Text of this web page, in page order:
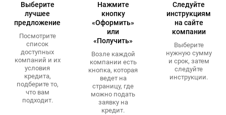
Выберите
лучшее
предложение
Посмотрите
список
доступных
компаний и их
условия
кредита,
подберите то,
что вам
подходит.
Нажмите
кнопку
«Оформить»
или
«Получить»
Возле каждой
компании есть
кнопка, которая
ведет на
страницу, где
можно подать
заявку на
кредит.
Следуйте
инструкциям
на сайте
компании
Выберите
нужную сумму
и срок, затем
следуйте
инструкции.